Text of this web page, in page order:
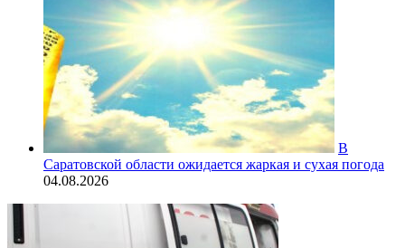
В
Саратовской области ожидается жаркая и сухая погода
04.08.2026